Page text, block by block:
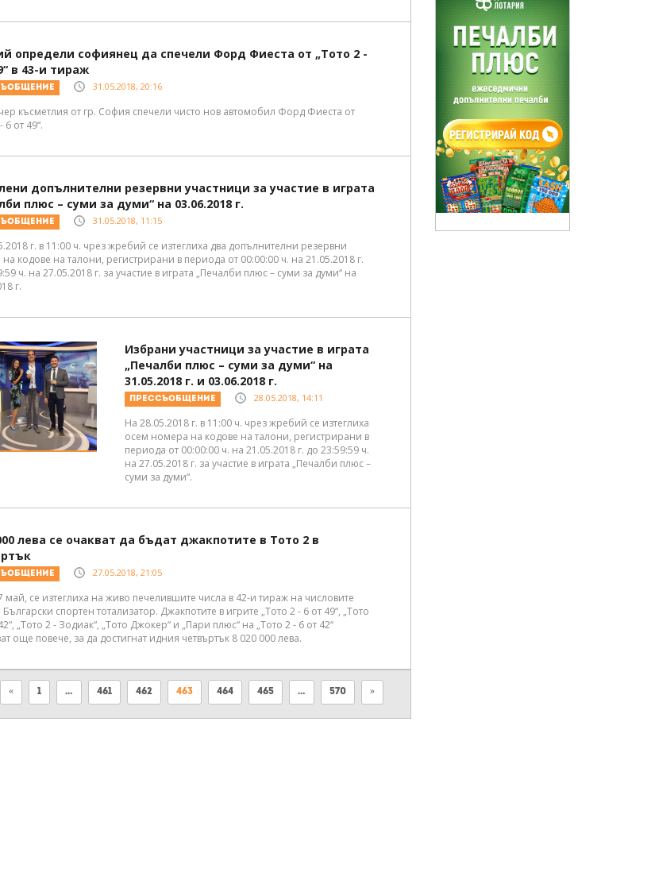
определи софиянец да спечели Форд Фиеста от „Тото 2 -
в 43-и тираж
31.05.2018, 20:16
късметлия от гр. София спечели чисто нов автомобил Форд Фиеста от
6 от 49“.
допълнителни резервни участници за участие в играта
плюс – суми за думи“ на 03.06.2018 г.
31.05.2018, 11:15
г. в 11:00 ч. чрез жребий се изтеглиха два допълнителни резервни
кодове на талони, регистрирани в периода от 00:00:00 ч. на 21.05.2018 г.
ч. на 27.05.2018 г. за участие в играта „Печалби плюс – суми за думи“ на
г.
Избрани участници за участие в играта
„Печалби плюс – суми за думи“ на
31.05.2018 г. и 03.06.2018 г.
Прессъобщение 28.05.2018, 14:11
На 28.05.2018 г. в 11:00 ч. чрез жребий се изтеглиха
осем номера на кодове на талони, регистрирани в
периода от 00:00:00 ч. на 21.05.2018 г. до 23:59:59 ч.
на 27.05.2018 г. за участие в играта „Печалби плюс –
суми за думи“.
лева се очакват да бъдат джакпотите в Тото 2 в
27.05.2018, 21:05
май, се изтеглиха на живо печелившите числа в 42-и тираж на числовите
спортен тотализатор. Джакпотите в игрите „Тото 2 - 6 от 49“, „Тото
„Тото 2 - Зодиак“, „Тото Джокер“ и „Пари плюс“ на „Тото 2 - 6 от 42“
още повече, за да достигнат идния четвъртък 8 020 000 лева.
« 1 … 461 462 463 464 465 … 570 »